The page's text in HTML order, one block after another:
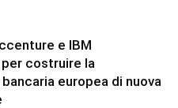
e IBM
costruire la
europea di nuova